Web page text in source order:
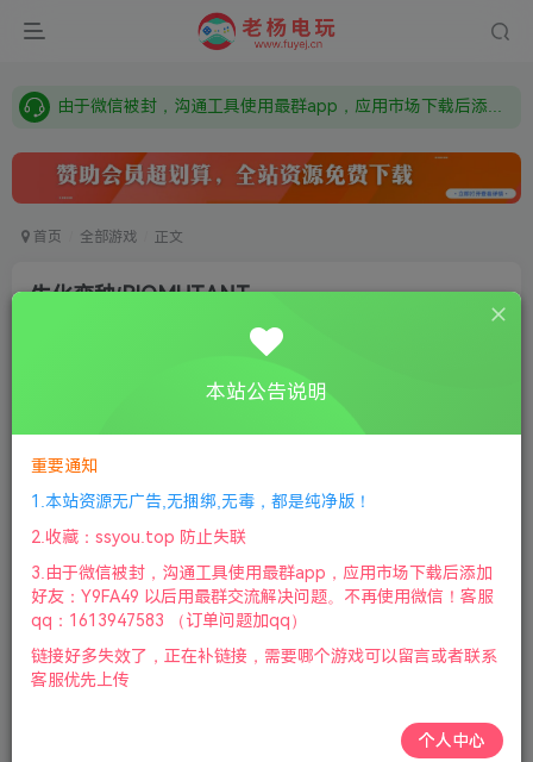
本站资源来自网络搜集，如有侵权，请联系删除：fuyej@qq.com 附上证书和内容链接
首页 全部游戏 正文
生化变种/BIOMUTANT
①下载安装教程 ②下载安装视频教程 ③ 游戏运行
版本介绍：v1.6.0|容量26GB|官方简体中文.国语发音|支持键
盘.鼠标.手柄|赠多项修改器|2021年09月04号更新
游戏视频预览：点击查看
游戏介绍
角色扮演游戏，以充满奇特变异生物的末日幻想世界为背
本站公告说明
重要通知
1.本站资源无广告,无捆绑,无毒，都是纯净版！
2.收藏：ssyou.top 防止失联
3.由于微信被封，沟通工具使用最群app，应用市场下载后添加
好友：Y9FA49 以后用最群交流解决问题。不再使用微信！客服
qq：1613947583 （订单问题加qq）
链接好多失效了，正在补链接，需要哪个游戏可以留言或者联系
客服优先上传
个人中心